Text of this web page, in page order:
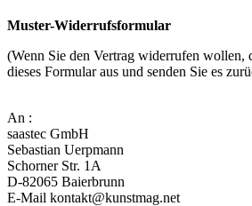
Muster-Widerrufsformular
(Wenn Sie den Vertrag widerrufen wollen,
dieses Formular aus und senden Sie es
An :
saastec GmbH
Sebastian Uerpmann
Schorner Str. 1A
D-82065 Baierbrunn
E-Mail kontakt@kunstmag.net